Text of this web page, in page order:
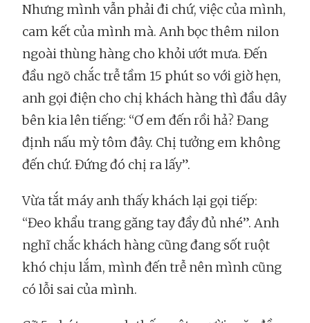
Nhưng mình vẫn phải đi chứ, việc của mình,
cam kết của mình mà. Anh bọc thêm nilon
ngoài thùng hàng cho khỏi ướt mưa. Đến
đầu ngõ chắc trễ tầm 15 phút so với giờ hẹn,
anh gọi điện cho chị khách hàng thì đầu dây
bên kia lên tiếng: “Ơ em đến rồi hả? Đang
định nấu mỳ tôm đây. Chị tưởng em không
đến chứ. Đứng đó chị ra lấy”.
Vừa tắt máy anh thấy khách lại gọi tiếp:
“Đeo khẩu trang găng tay đầy đủ nhé”. Anh
nghĩ chắc khách hàng cũng đang sốt ruột
khó chịu lắm, mình đến trễ nên mình cũng
có lỗi sai của mình.